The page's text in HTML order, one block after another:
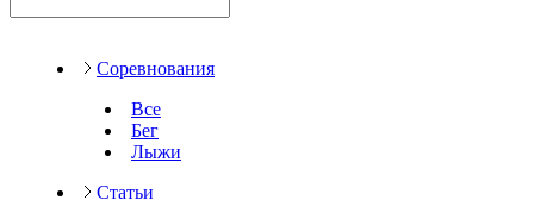
Соревнования
Все
Бег
Лыжи
Статьи